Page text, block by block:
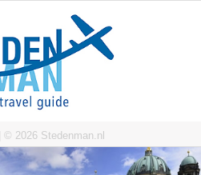
| © 2026 Stedenman.nl